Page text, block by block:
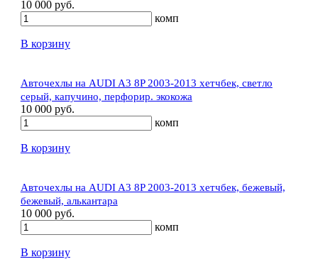
10 000 руб.
комп
В корзину
Авточехлы на AUDI A3 8P 2003-2013 хетчбек, светло
серый, капучино, перфорир. экокожа
10 000 руб.
комп
В корзину
Авточехлы на AUDI A3 8P 2003-2013 хетчбек, бежевый,
бежевый, алькантара
10 000 руб.
комп
В корзину